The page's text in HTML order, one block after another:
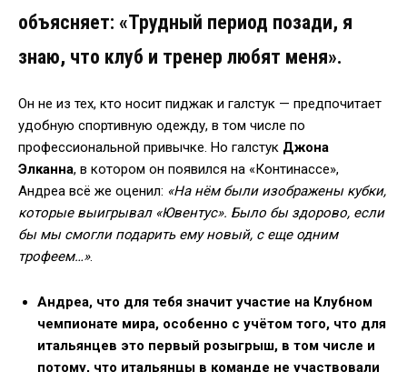
объясняет: «Трудный период позади, я
знаю, что клуб и тренер любят меня».
Он не из тех, кто носит пиджак и галстук — предпочитает
удобную спортивную одежду, в том числе по
профессиональной привычке. Но галстук Джона
Элканна, в котором он появился на «Континассе»,
Андреа всё же оценил: «На нём были изображены кубки,
которые выигрывал «Ювентус». Было бы здорово, если
бы мы смогли подарить ему новый, с еще одним
трофеем…».
Андреа, что для тебя значит участие на Клубном
чемпионате мира, особенно с учётом того, что для
итальянцев это первый розыгрыш, в том числе и
потому, что итальянцы в команде не участвовали